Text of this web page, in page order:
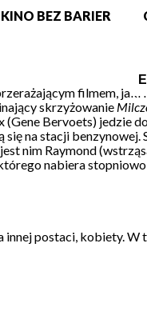
KINO BEZ BARIER
filmem,
skrzyżowanie
(Gene Bervoets) jedzie
na stacji benzynowej.
nim Raymond
nabiera
innej postaci, kobiety. W